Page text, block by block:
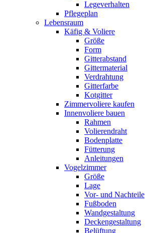
Legeverhalten
Pflegeplan
Lebensraum
Käfig & Voliere
Größe
Form
Gitterabstand
Gittermaterial
Verdrahtung
Gitterfarbe
Kotgitter
Zimmervoliere kaufen
Innenvoliere bauen
Rahmen
Volierendraht
Bodenplatte
Fütterung
Anleitungen
Vogelzimmer
Größe
Lage
Vor- und Nachteile
Fußboden
Wandgestaltung
Deckengestaltung
Belüftung